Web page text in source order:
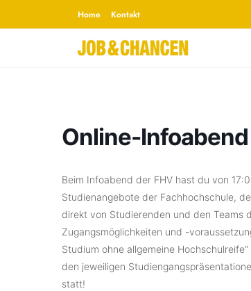
Home Kontakt
Online-
Beim Infoabend der FHV hast du von
Studienangebote der Fachhochschule,
direkt von Studierenden und den Teams
Zugangsmöglichkeiten und -
Studium ohne allgemeine
den jeweiligen
statt!